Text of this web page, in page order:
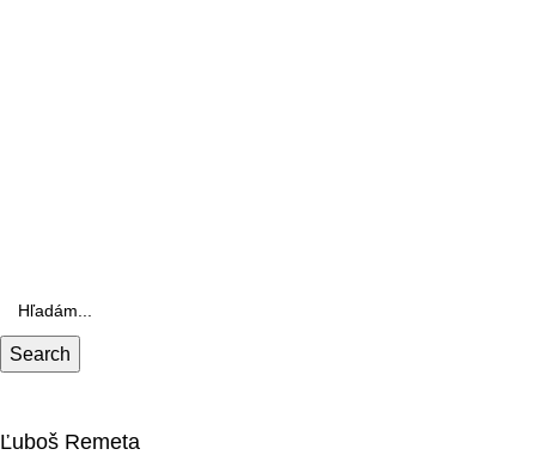
Search
Ľuboš Remeta